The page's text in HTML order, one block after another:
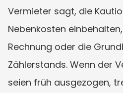
Vermieter sagt, die
Nebenkosten
Rechnung oder die
Zählerstands. Wenn der
seien früh ausgezogen,